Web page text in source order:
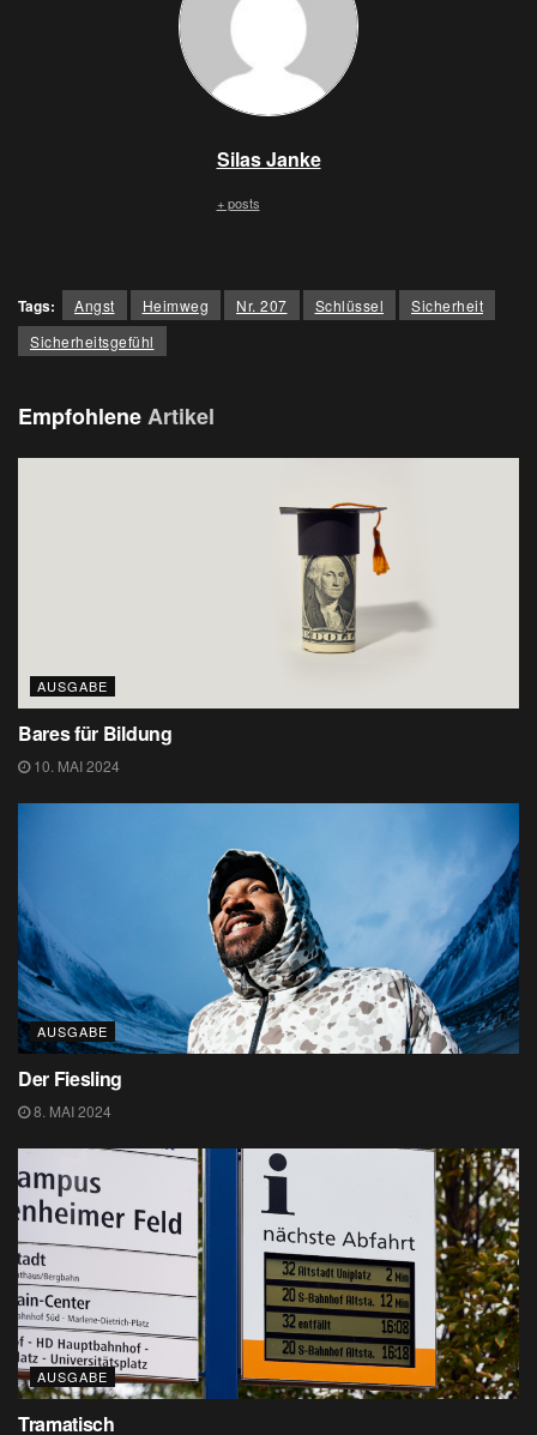
Silas Janke
+ posts
Tags: Angst Heimweg Nr. 207 Schlüssel
Sicherheit
Sicherheitsgefühl
EmpfohleneArtikel
AUSGABE
Bares für Bildung
10. MAI 2024
AUSGABE
Der Fiesling
8. MAI 2024
AUSGABE
Tramatisch